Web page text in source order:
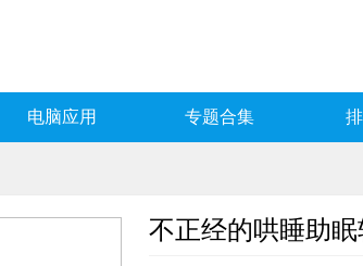
电脑应用 专题合集
不正经的哄睡助